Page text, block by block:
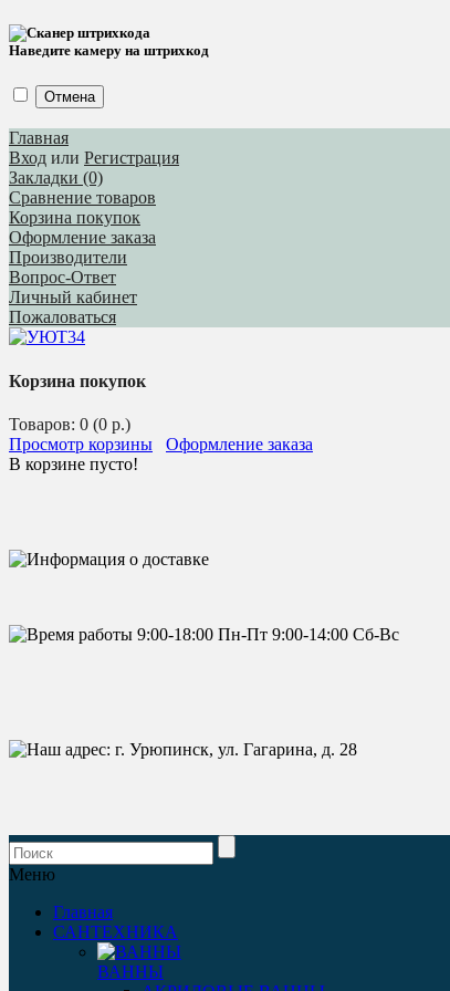
Наведите камеру на штрихкод
Отмена
Главная
Вход или Регистрация
Закладки (0)
Сравнение товаров
Корзина покупок
Оформление заказа
Производители
Вопрос-Ответ
Личный кабинет
Пожаловаться
Корзина покупок
Товаров: 0 (0 р.)
Просмотр корзины
Оформление заказа
В корзине пусто!
Меню
Главная
САНТЕХНИКА
ВАННЫ